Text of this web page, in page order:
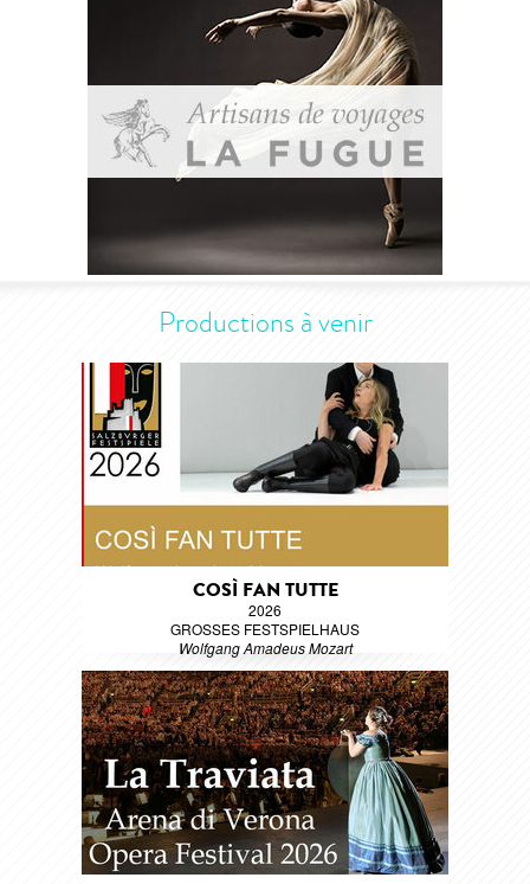
Productions à venir
COSÌ FAN TUTTE
2026
GROSSES FESTSPIELHAUS
Wolfgang Amadeus Mozart